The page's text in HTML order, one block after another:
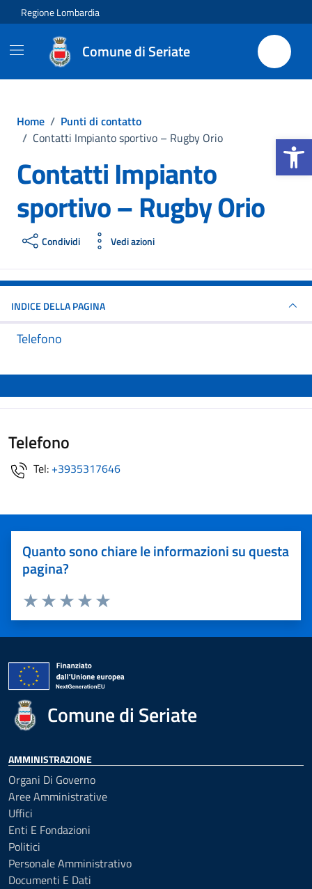
Apri la
Vai ai contenuti
Vai al footer
Regione Lombardia
Comune di Seriate
Home / Punti di contatto
/ Contatti Impianto sportivo – Rugby Orio
Contatti Impianto
sportivo – Rugby Orio
Condividi Vedi azioni
INDICE DELLA PAGINA
Telefono
Telefono
Tel: +3935317646
Quanto sono chiare le informazioni su questa
pagina?
Valuta 5 stelle su 5
Valuta 4 stelle su 5
Valuta 3 stelle su 5
Valuta 2 stelle su 5
Valuta 1 stelle su 5
Comune di Seriate
AMMINISTRAZIONE
Organi Di Governo
Aree Amministrative
Uffici
Enti E Fondazioni
Politici
Personale Amministrativo
Documenti E Dati